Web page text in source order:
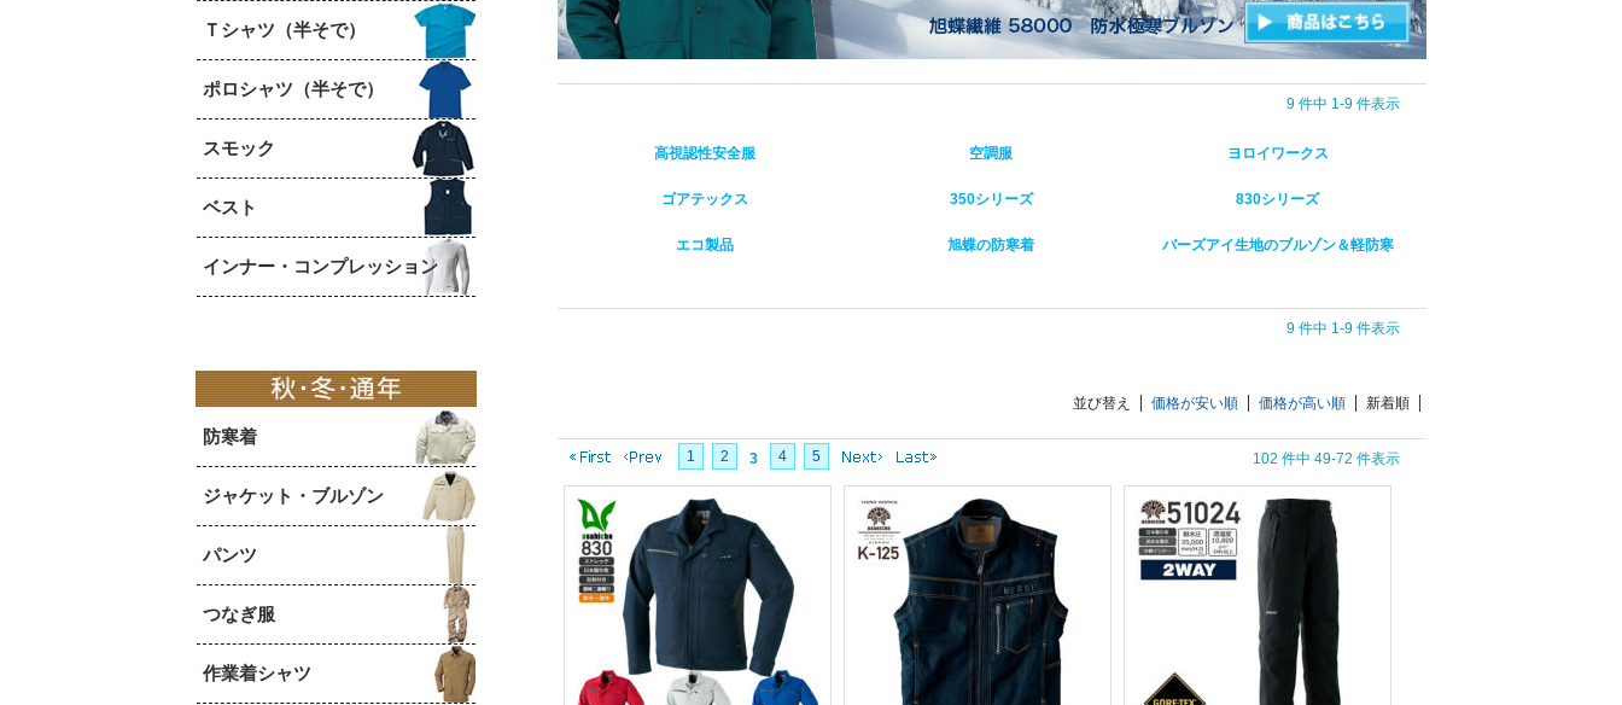
Ｔシャツ（半そで）
ポロシャツ（半そで）
スモック
ベスト
インナー・コンプレッション
防寒着
ジャケット・ブルゾン
パンツ
つなぎ服
作業着シャツ
9 件中 1-9 件表示
高視認性安全服 空調服 ヨロイワークス
ゴアテックス 350シリーズ 830シリーズ
エコ製品 旭蝶の防寒着 バーズアイ生地のブルゾン＆軽防寒
9 件中 1-9 件表示
並び替え 価格が安い順 価格が高い順 新着順
102 件中 49-72 件表示
1 2 3 4 5